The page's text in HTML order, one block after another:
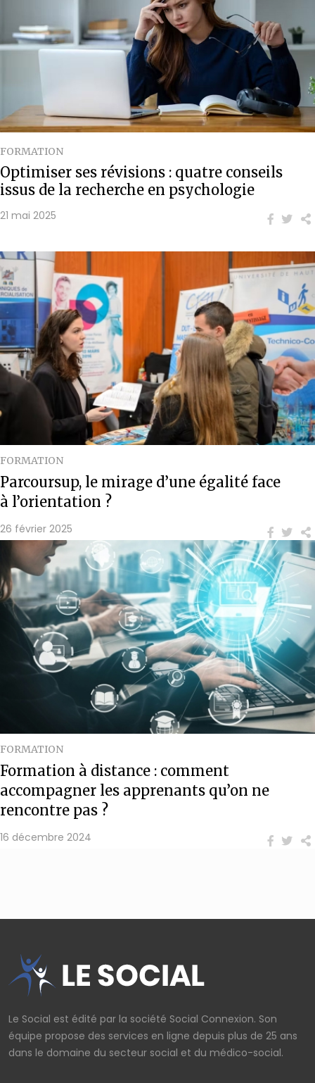
FORMATION
Optimiser ses révisions : quatre conseils
issus de la recherche en psychologie
21 mai 2025
FORMATION
Parcoursup, le mirage d’une égalité face
à l’orientation ?
26 février 2025
FORMATION
Formation à distance : comment
accompagner les apprenants qu’on ne
rencontre pas ?
16 décembre 2024
Le Social est édité par la société Social Connexion. Son
équipe propose des services en ligne depuis plus de 25 ans
dans le domaine du secteur social et du médico-social.